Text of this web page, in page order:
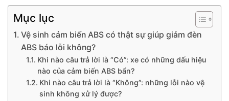
Mục lục
Vệ sinh cảm biến ABS có thật sự giúp giảm đèn
ABS báo lỗi không?
Khi nào câu trả lời là “Có”: xe có những dấu hiệu
nào của cảm biến ABS bẩn?
Khi nào câu trả lời là “Không”: những lỗi nào vệ
sinh không xử lý được?